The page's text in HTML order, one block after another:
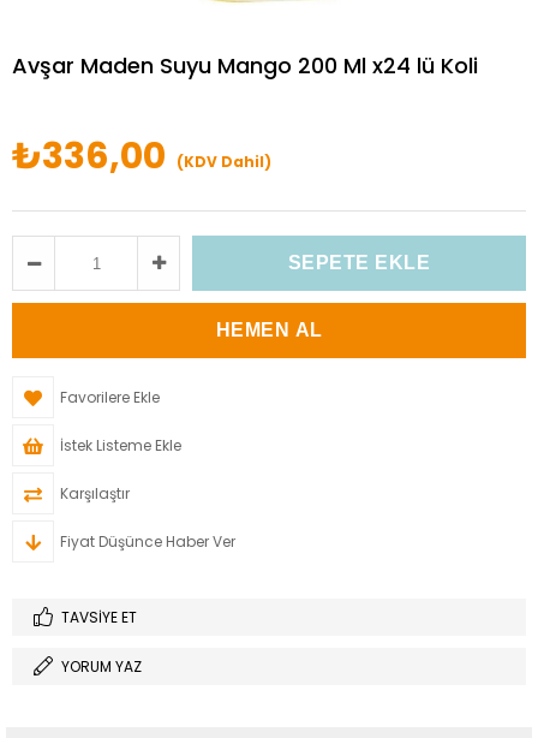
Avşar Maden Suyu Mango 200 Ml x24 lü Koli
₺336,00 (KDV Dahil)
Favorilere Ekle
İstek Listeme Ekle
Karşılaştır
Fiyat Düşünce Haber Ver
TAVSIYE ET
YORUM YAZ